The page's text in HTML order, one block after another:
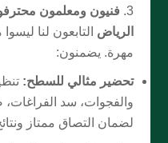
فنيون ومعلمون
الرياض التابعون لنا
مهرة. يضمنون:
تحضير مثالي للسطح:
والفجوات، سد
لضمان التصاق ممتاز